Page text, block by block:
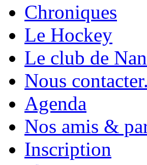
Chroniques
Le Hockey
Le club de
Nous
Agenda
Nos amis &
Inscription